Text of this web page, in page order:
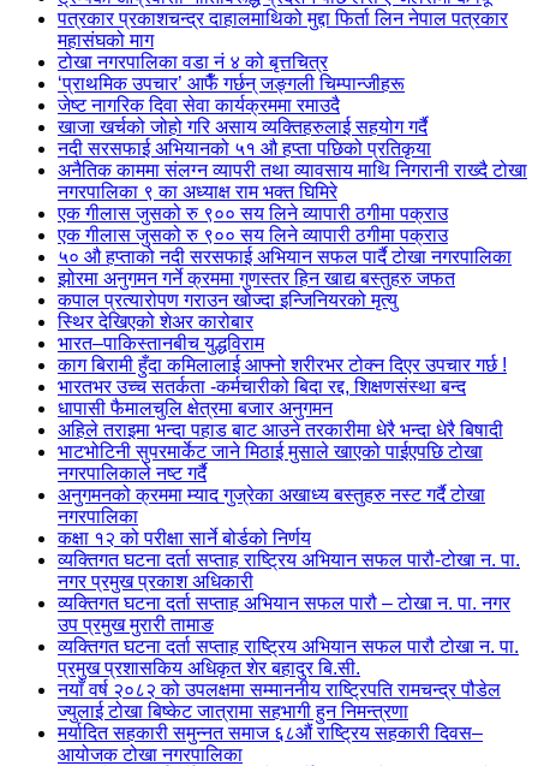
पत्रकार प्रकाशचन्द्र दाहालमाथिको मुद्दा फिर्ता लिन नेपाल पत्रकार
महासंघको माग
टोखा नगरपालिका वडा नं ४ को बृत्तचित्र
‘प्राथमिक उपचार’ आफैँ गर्छन् जङ्गली चिम्पान्जीहरू
जेष्ट नागरिक दिवा सेवा कार्यक्रममा रमाउदै
खाजा खर्चको जोहो गरि असाय व्यक्तिहरुलाई सहयोग गर्दै
नदी सरसफाई अभियानको ५१ औ हप्ता पछिको प्रतिकृया
अनैतिक काममा संलग्न व्यापरी तथा व्यावसाय माथि निगरानी राख्दै टोखा
नगरपालिका ९ का अध्याक्ष राम भक्त घिमिरे
एक गीलास जुसको रु ९०० सय लिने व्यापारी ठगीमा पक्राउ
एक गीलास जुसको रु ९०० सय लिने व्यापारी ठगीमा पक्राउ
५० औ हप्ताको नदी सरसफाई अभियान सफल पार्दै टोखा नगरपालिका
झोरमा अनुगमन गर्ने क्रममा गुणस्तर हिन खाद्य बस्तुहरु जफत
कपाल प्रत्यारोपण गराउन खोज्दा इन्जिनियरको मृत्यु
स्थिर देखिएको शेअर कारोबार
भारत–पाकिस्तानबीच युद्धविराम
काग बिरामी हुँदा कमिलालाई आफ्नो शरीरभर टोक्न दिएर उपचार गर्छ !
भारतभर उच्च सतर्कता -कर्मचारीको बिदा रद्द, शिक्षणसंस्था बन्द
धापासी फैमालचुलि क्षेत्रमा बजार अनुगमन
अहिले तराइमा भन्दा पहाड बाट आउने तरकारीमा धेरै भन्दा धेरै बिषादी
भाटभोटिनी सुपरमार्केट जाने मिठाई मुसाले खाएको पाईएपछि टोखा
नगरपालिकाले नष्ट गर्दै
अनुगमनको क्रममा म्याद गुज्रेका अखाध्य बस्तुहरु नस्ट गर्दै टोखा
नगरपालिका
कक्षा १२ को परीक्षा सार्ने बोर्डको निर्णय
व्यक्तिगत घटना दर्ता सप्ताह राष्ट्रिय अभियान सफल पारौ-टोखा न. पा.
नगर प्रमुख प्रकाश अधिकारी
व्यक्तिगत घटना दर्ता सप्ताह अभियान सफल पारौ – टोखा न. पा. नगर
उप प्रमुख मुरारी तामाङ
व्यक्तिगत घटना दर्ता सप्ताह राष्ट्रिय अभियान सफल पारौ टोखा न. पा.
प्रमुख प्रशासकिय अधिकृत शेर बहादुर बि.सी.
नयाँ वर्ष २०८२ को उपलक्षमा सम्माननीय राष्ट्रिपति रामचन्द्र पौडेल
ज्युलाई टोखा बिष्केट जात्रामा सहभागी हुन निमन्त्रणा
मर्यादित सहकारी समुन्नत समाज ६८औं राष्ट्रिय सहकारी दिवस–
आयोजक टोखा नगरपालिका